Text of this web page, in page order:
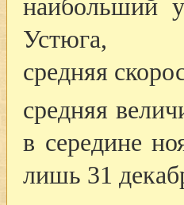
наибольший
Устюга,
средняя
средняя
в середине
лишь 31